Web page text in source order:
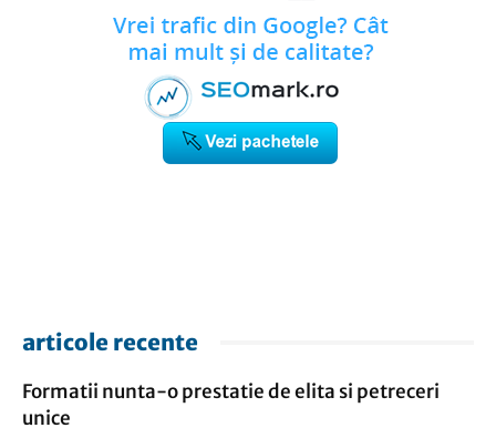
articole recente
Formatii nunta-o prestatie de elita si petreceri
unice